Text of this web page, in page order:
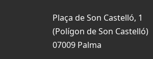
Plaça de Son Castelló, 1
(Polígon de Son Castelló)
07009 Palma